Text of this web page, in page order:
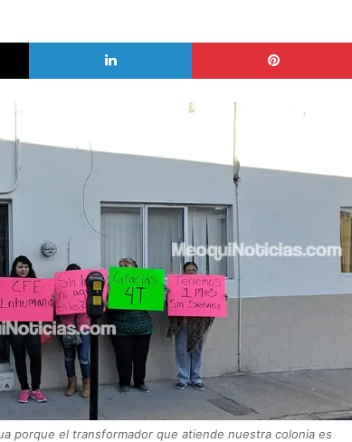
X LinkedIn
porque el transformador que atiende nuestra colonia es